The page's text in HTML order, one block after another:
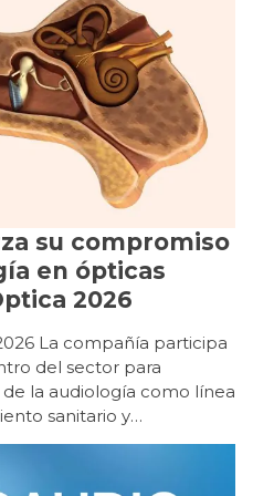
su compromiso
en ópticas
2026
La compañía participa
del sector para
la audiología como línea
sanitario y
y audiológico en